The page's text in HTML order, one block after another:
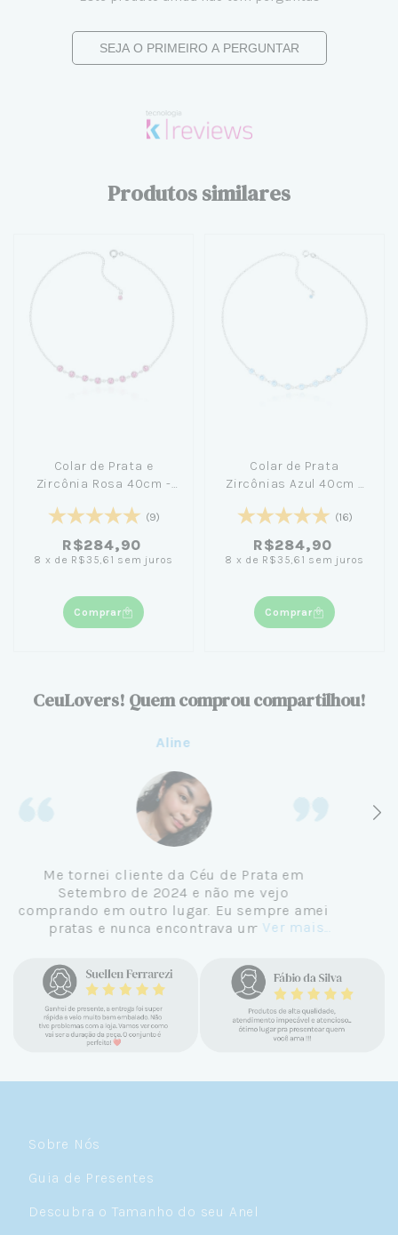
SEJA O PRIMEIRO A PERGUNTAR
Produtos similares
Colar de Prata e
Zircônia Rosa 40cm -
(9)
R$284,90
8 x de R$35,61 sem juros
Comprar
Colar de Prata
Zircônias Azul 40cm -
(16)
R$284,90
8 x de R$35,61 sem juros
Comprar
CeuLovers! Quem comprou compartilhou!
Aline
Me tornei cliente da Céu de Prata em
Setembro de 2024 e não me vejo
comprando em outro lugar. Eu sempre amei
pratas e nunca encontrava uma loja
encontrar a Céu. Atendimento
personalizado, verdadeiras jóias prata 925,
mimos e brindes incríveis. Virei cliente fiel
e amo demais as pratas que são lindas, tem
um brilho incrível e preço super justo. Fora
Ver mais...
Sobre Nós
Guia de Presentes
Descubra o Tamanho do seu Anel